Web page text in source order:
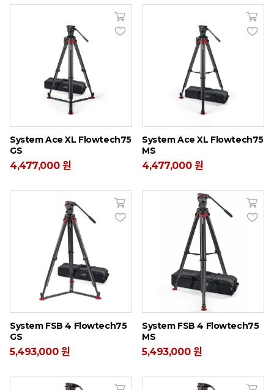
System Ace XL Flowtech75
GS
4,477,000 원
System Ace XL Flowtech75
MS
4,477,000 원
System FSB 4 Flowtech75
GS
5,493,000 원
System FSB 4 Flowtech75
MS
5,493,000 원